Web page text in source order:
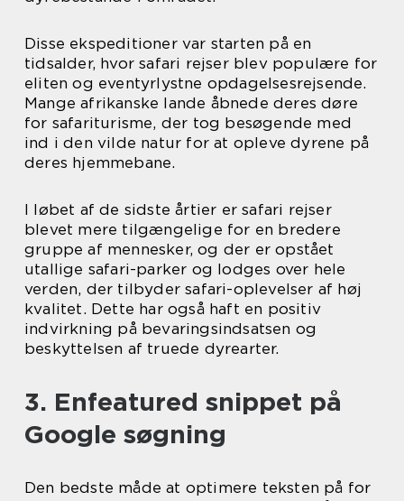
Disse ekspeditioner var starten på en
tidsalder, hvor safari rejser blev populære for
eliten og eventyrlystne opdagelsesrejsende.
Mange afrikanske lande åbnede deres døre
for safariturisme, der tog besøgende med
ind i den vilde natur for at opleve dyrene på
deres hjemmebane.
I løbet af de sidste årtier er safari rejser
blevet mere tilgængelige for en bredere
gruppe af mennesker, og der er opstået
utallige safari-parker og lodges over hele
verden, der tilbyder safari-oplevelser af høj
kvalitet. Dette har også haft en positiv
indvirkning på bevaringsindsatsen og
beskyttelsen af truede dyrearter.
3. Enfeatured snippet på
Google søgning
Den bedste måde at optimere teksten på for